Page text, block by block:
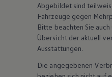
Abgebildet sind
Fahrzeuge gegen
Bitte beachten Sie
Übersicht der aktuell
Ausstattungen.
Die angegebenen